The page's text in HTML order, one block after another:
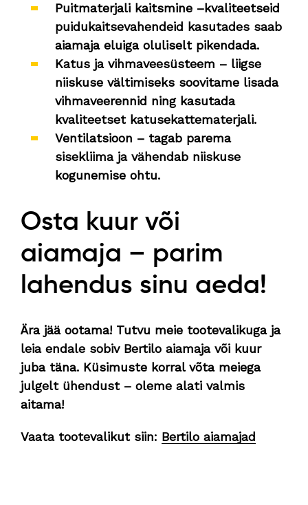
Puitmaterjali kaitsmine –kvaliteetseid
puidukaitsevahendeid kasutades saab
aiamaja eluiga oluliselt pikendada.
Katus ja vihmaveesüsteem – liigse
niiskuse vältimiseks soovitame lisada
vihmaveerennid ning kasutada
kvaliteetset katusekattematerjali.
Ventilatsioon – tagab parema
sisekliima ja vähendab niiskuse
kogunemise ohtu.
Osta kuur või
aiamaja – parim
lahendus sinu aeda!
Ära jää ootama! Tutvu meie tootevalikuga ja
leia endale sobiv Bertilo aiamaja või kuur
juba täna. Küsimuste korral võta meiega
julgelt ühendust – oleme alati valmis
aitama!
Vaata tootevalikut siin: Bertilo aiamajad